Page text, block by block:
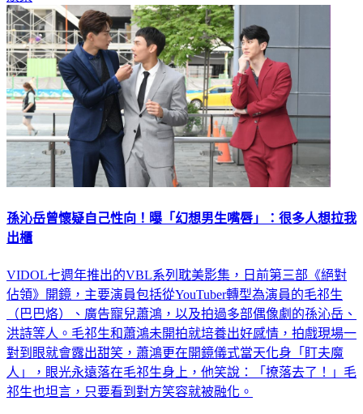
娛樂
孫沁岳曾懷疑自己性向！曝「幻想男生嘴唇」：很多人想拉我
VIDOL七週年推出的VBL系列耽美影集，日前第三部《絕對
佔領》開鏡，主要演員包括從YouTuber轉型為演員的毛祁生
（巴巴烙）、廣告寵兒蕭鴻，以及拍過多部偶像劇的孫沁岳、
洪詩等人。毛祁生和蕭鴻未開拍就培養出好感情，拍戲現場一
對到眼就會露出甜笑，蕭鴻更在開鏡儀式當天化身「盯夫魔
人」，眼光永遠落在毛祁生身上，他笑說：「撩落去了！」毛